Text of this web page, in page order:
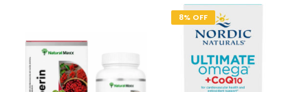
8% OFF